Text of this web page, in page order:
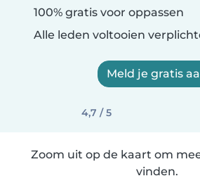
100% gratis voor oppassen
Alle leden voltooien
Meld je gratis
4,7 / 5
Zoom uit op de kaart om
vinden.